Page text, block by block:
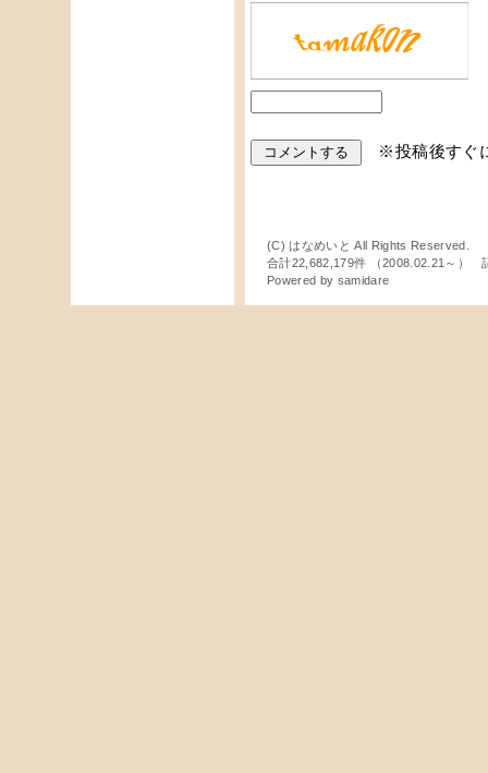
※投稿後すぐ
(C) はなめいと All Rights Reserved.
合計22,682,179件 （2008.02.21～
Powered by samidare